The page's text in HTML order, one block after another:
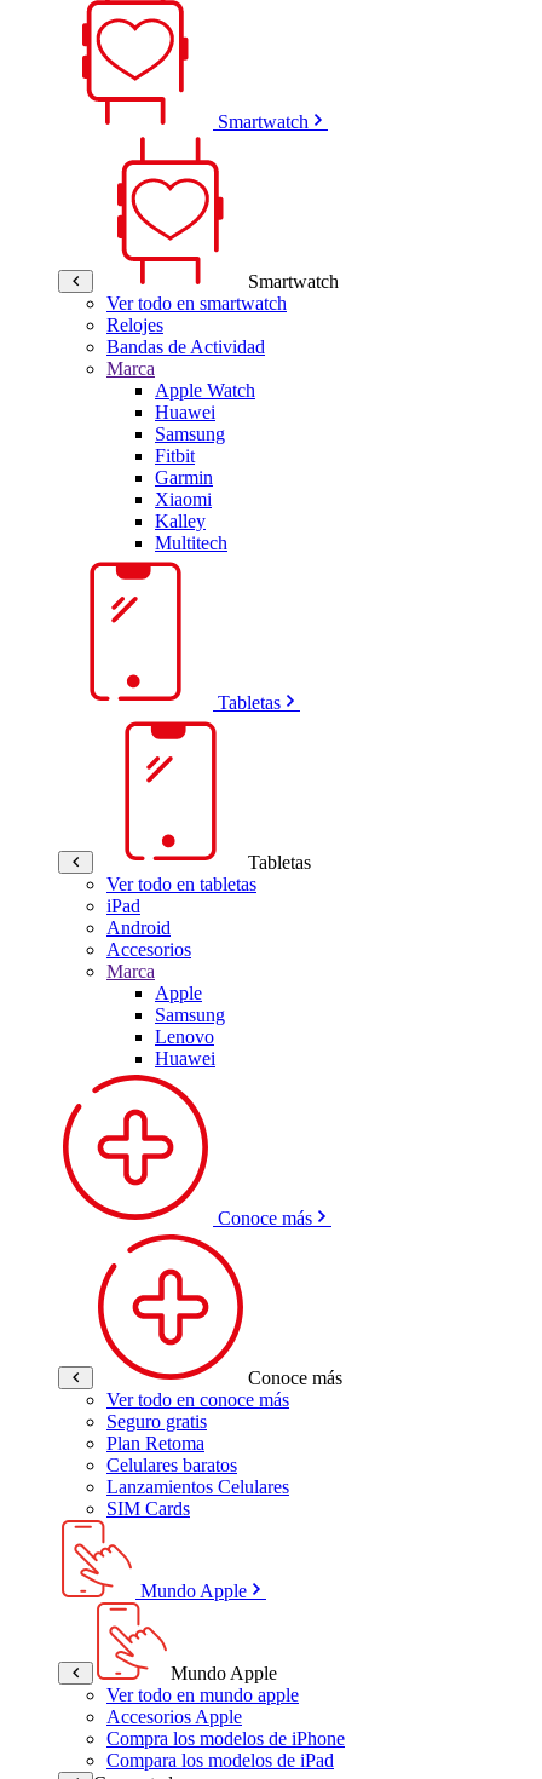
Smartwatch
Smartwatch
Ver todo en smartwatch
Relojes
Bandas de Actividad
Marca
Apple Watch
Huawei
Samsung
Fitbit
Garmin
Xiaomi
Kalley
Multitech
Tabletas
Tabletas
Ver todo en tabletas
iPad
Android
Accesorios
Marca
Apple
Samsung
Lenovo
Huawei
Conoce más
Conoce más
Ver todo en conoce más
Seguro gratis
Plan Retoma
Celulares baratos
Lanzamientos Celulares
SIM Cards
Mundo Apple
Mundo Apple
Ver todo en mundo apple
Accesorios Apple
Compra los modelos de iPhone
Compara los modelos de iPad